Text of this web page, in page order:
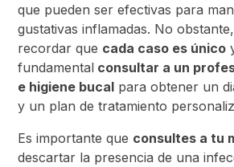
que pueden ser efectivas para
gustativas inflamadas. No
recordar que cada caso es único
fundamental consultar a un
e higiene bucal para obtener un
y un plan de tratamiento
Es importante que consultes a tu
descartar la presencia de una